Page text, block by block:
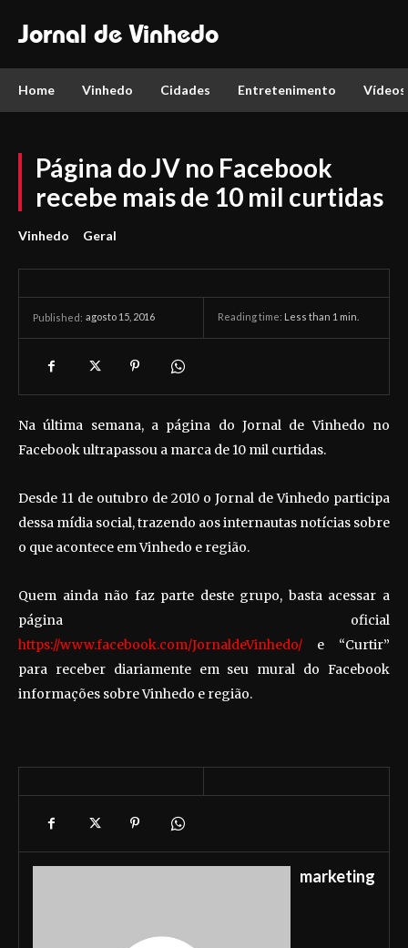
Jornal de Vinhedo
Home Vinhedo Cidades Entretenimento Vídeos
Página do JV no Facebook
recebe mais de 10 mil curtidas
Vinhedo Geral
Published: agosto 15, 2016 Reading time: Less than 1 min.
Na última semana, a página do Jornal de Vinhedo no
Facebook ultrapassou a marca de 10 mil curtidas.
Desde 11 de outubro de 2010 o Jornal de Vinhedo participa
dessa mídia social, trazendo aos internautas notícias sobre
o que acontece em Vinhedo e região.
Quem ainda não faz parte deste grupo, basta acessar a
página oficial
https://www.facebook.com/JornaldeVinhedo/ e “Curtir”
para receber diariamente em seu mural do Facebook
informações sobre Vinhedo e região.
marketing